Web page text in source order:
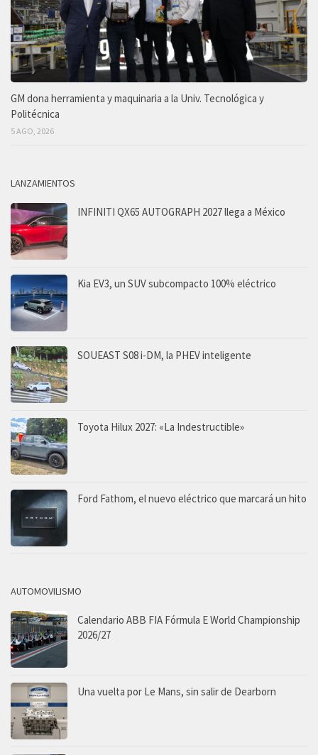
GM dona herramienta y maquinaria a la Univ. Tecnológica y
Politécnica
5 AGO, 2026
LANZAMIENTOS
INFINITI QX65 AUTOGRAPH 2027 llega a México
Kia EV3, un SUV subcompacto 100% eléctrico
SOUEAST S08 i-DM, la PHEV inteligente
Toyota Hilux 2027: «La Indestructible»
Ford Fathom, el nuevo eléctrico que marcará un hito
AUTOMOVILISMO
Calendario ABB FIA Fórmula E World Championship
2026/27
Una vuelta por Le Mans, sin salir de Dearborn